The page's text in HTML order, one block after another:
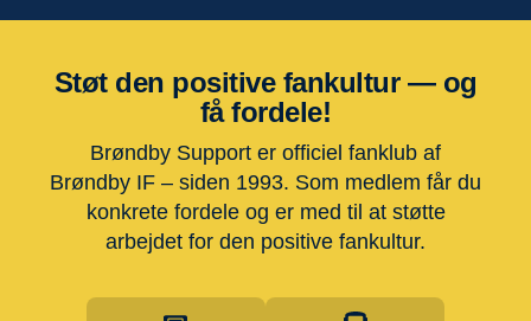
Støt den positive fankultur — og
få fordele!
Brøndby Support er officiel fanklub af
Brøndby IF – siden 1993. Som medlem får du
konkrete fordele og er med til at støtte
arbejdet for den positive fankultur.